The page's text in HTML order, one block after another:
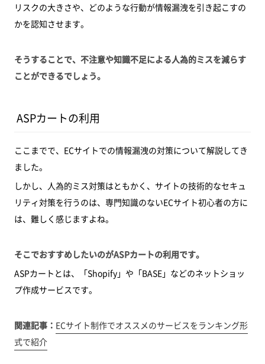
リスクの大きさや、どのような行動が情報漏洩を引き起こすの
かを認知させます。
そうすることで、不注意や知識不足による人為的ミスを減らす
ことができるでしょう。
ASPカートの利用
ここまでで、ECサイトでの情報漏洩の対策について解説してき
ました。
しかし、人為的ミス対策はともかく、サイトの技術的なセキュ
リティ対策を行うのは、専門知識のないECサイト初心者の方に
は、難しく感じますよね。
そこでおすすめしたいのがASPカートの利用です。
ASPカートとは、「Shopify」や「BASE」などのネットショッ
プ作成サービスです。
関連記事： ECサイト制作でオススメのサービスをランキング形
式で紹介